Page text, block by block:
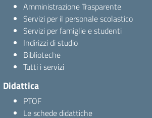
Amministrazione Trasparente
Servizi per il personale scolastico
Servizi per famiglie e studenti
Indirizzi di studio
Biblioteche
Tutti i servizi
Didattica
PTOF
Le schede didattiche